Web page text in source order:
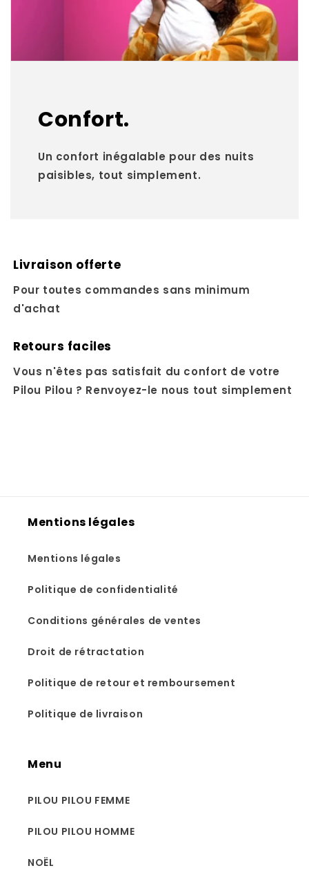
Confort.
Un confort inégalable pour des nuits
paisibles, tout simplement.
Livraison offerte
Pour toutes commandes sans minimum
d'achat
Retours faciles
Vous n'êtes pas satisfait du confort de votre
Pilou Pilou ? Renvoyez-le nous tout simplement
Mentions légales
Mentions légales
Politique de confidentialité
Conditions générales de ventes
Droit de rétractation
Politique de retour et remboursement
Politique de livraison
Menu
PILOU PILOU FEMME
PILOU PILOU HOMME
NOËL